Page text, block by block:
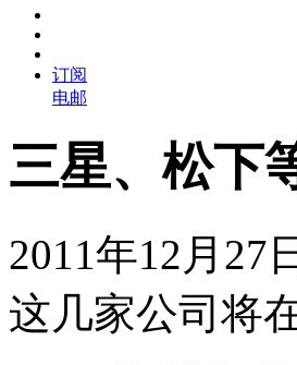
订阅
电邮
三星、松下
2011年12月27
这几家公司将